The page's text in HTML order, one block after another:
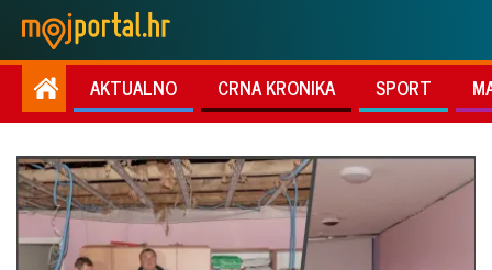
AKTUALNO CRNA KRONIKA SPORT